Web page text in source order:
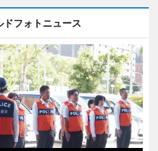
ドフォトニュース